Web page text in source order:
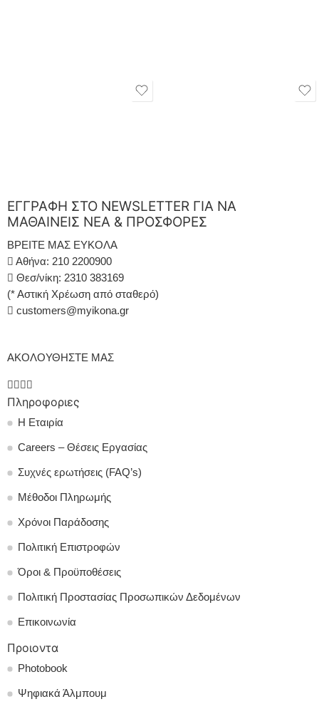
ΕΓΓΡΑΦΗ ΣΤΟ NEWSLETTER ΓΙΑ ΝΑ
ΜΑΘΑΙΝΕΙΣ ΝΕΑ & ΠΡΟΣΦΟΡΕΣ
ΒΡΕΙΤΕ ΜΑΣ ΕΥΚΟΛΑ
Αθήνα: 210 2200900
Θεσ/νίκη: 2310 383169
(* Αστική Χρέωση από σταθερό)
customers@myikona.gr
ΑΚΟΛΟΥΘΗΣΤΕ ΜΑΣ
Πληροφοριες
Η Εταιρία
Careers – Θέσεις Εργασίας
Συχνές ερωτήσεις (FAQ’s)
Μέθοδοι Πληρωμής
Χρόνοι Παράδοσης
Πολιτική Επιστροφών
Όροι & Προϋποθέσεις
Πολιτική Προστασίας Προσωπικών Δεδομένων
Επικοινωνία
Προιοντα
Photobook
Ψηφιακά Άλμπουμ